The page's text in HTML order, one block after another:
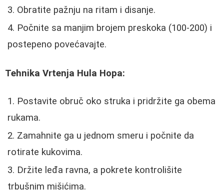
Obratite pažnju na ritam i disanje.
Počnite sa manjim brojem preskoka (100-200) i
postepeno povećavajte.
Tehnika Vrtenja Hula Hopa:
Postavite obruč oko struka i pridržite ga obema
rukama.
Zamahnite ga u jednom smeru i počnite da
rotirate kukovima.
Držite leđa ravna, a pokrete kontrolišite
trbušnim mišićima.